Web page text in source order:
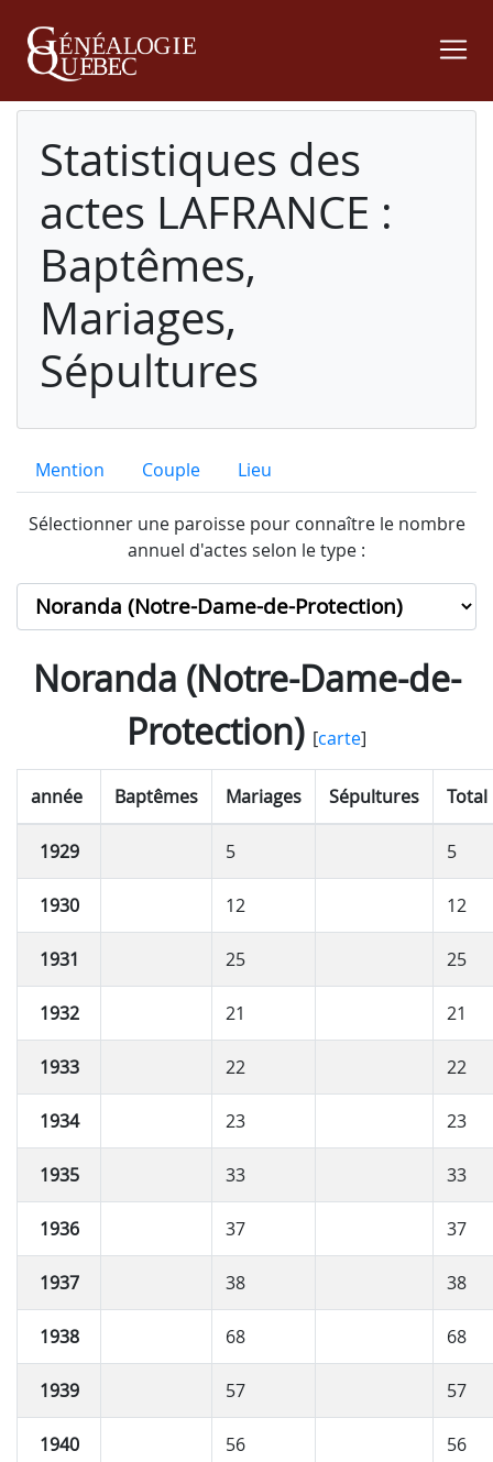
Statistiques des
actes LAFRANCE :
Baptêmes,
Mariages,
Sépultures
Mention Couple Lieu
Sélectionner une paroisse pour connaître le nombre
annuel d'actes selon le type :
Noranda (Notre-Dame-de-
Protection)[carte]
année Baptêmes Mariages Sépultures Total
1929 5 5
1930 12 12
1931 25 25
1932 21 21
1933 22 22
1934 23 23
1935 33 33
1936 37 37
1937 38 38
1938 68 68
1939 57 57
1940 56 56